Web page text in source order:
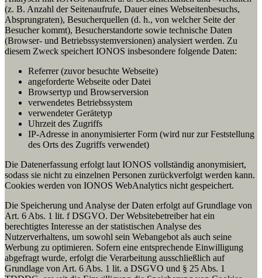
(z. B. Anzahl der Seitenaufrufe, Dauer eines Webseitenbesuchs,
Absprungraten), Besucherquellen (d. h., von welcher Seite der
Besucher kommt), Besucherstandorte sowie technische Daten
(Browser- und Betriebssystemversionen) analysiert werden. Zu
diesem Zweck speichert IONOS insbesondere folgende Daten:
Referrer (zuvor besuchte Webseite)
angeforderte Webseite oder Datei
Browsertyp und Browserversion
verwendetes Betriebssystem
verwendeter Gerätetyp
Uhrzeit des Zugriffs
IP-Adresse in anonymisierter Form (wird nur zur Feststellung
des Orts des Zugriffs verwendet)
Die Datenerfassung erfolgt laut IONOS vollständig anonymisiert,
sodass sie nicht zu einzelnen Personen zurückverfolgt werden kann.
Cookies werden von IONOS WebAnalytics nicht gespeichert.
Die Speicherung und Analyse der Daten erfolgt auf Grundlage von
Art. 6 Abs. 1 lit. f DSGVO. Der Websitebetreiber hat ein
berechtigtes Interesse an der statistischen Analyse des
Nutzerverhaltens, um sowohl sein Webangebot als auch seine
Werbung zu optimieren. Sofern eine entsprechende Einwilligung
abgefragt wurde, erfolgt die Verarbeitung ausschließlich auf
Grundlage von Art. 6 Abs. 1 lit. a DSGVO und § 25 Abs. 1